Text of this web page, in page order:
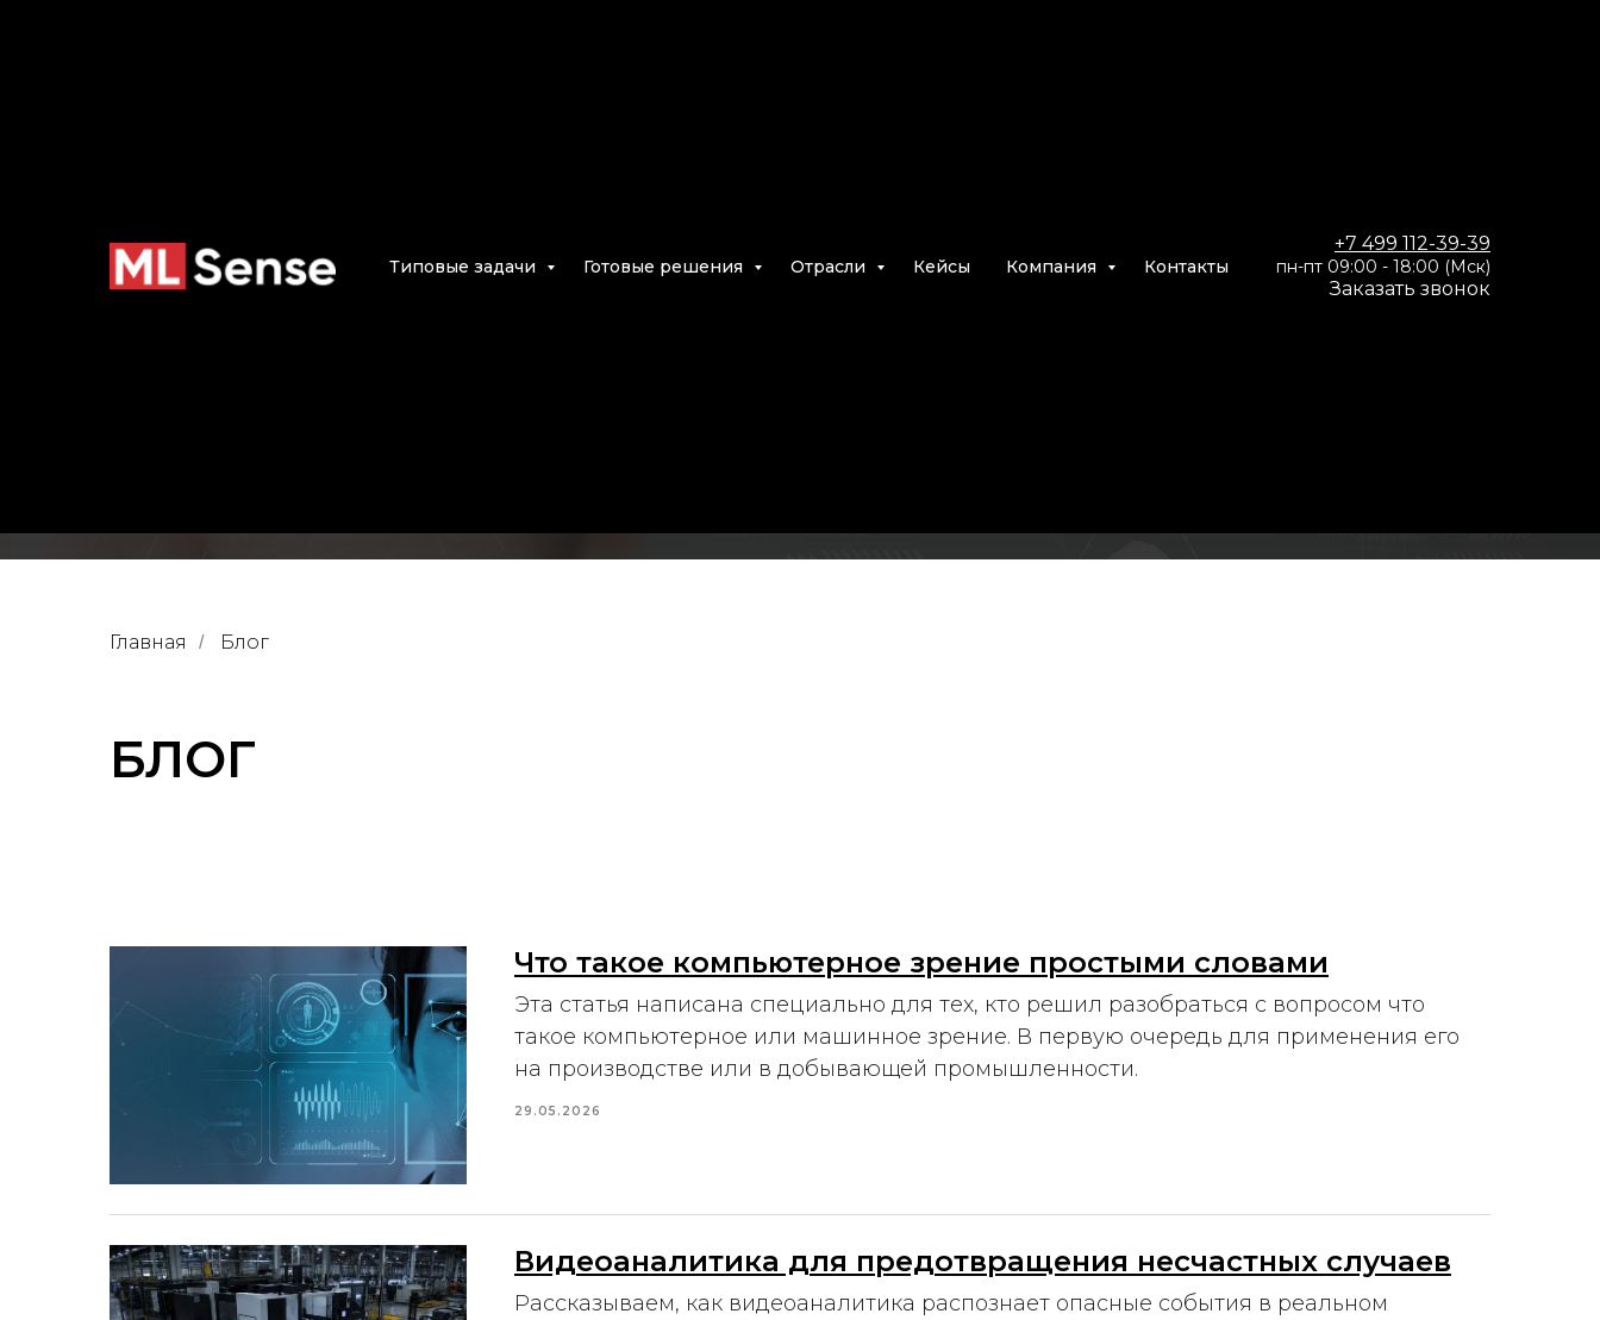
Типовые задачи Готовые решения Отрасли Кейсы Компания Контакты
+7 499 112-39-39
пн-пт 09:00 - 18:00 (Мск)
Заказать звонок
Главная / Блог
БЛОГ
Что такое компьютерное зрение простыми словами
Эта статья написана специально для тех, кто решил разобраться с вопросом что
такое компьютерное или машинное зрение. В первую очередь для применения его
на производстве или в добывающей промышленности.
29.05.2026
Видеоаналитика для предотвращения несчастных случаев
Рассказываем, как видеоаналитика распознает опасные события в реальном